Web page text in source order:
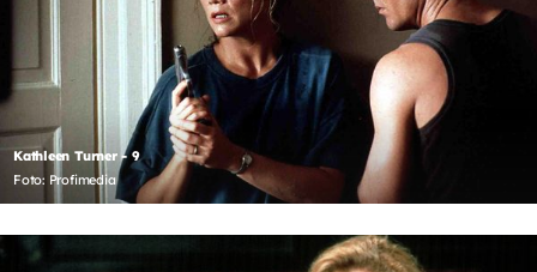
Kathleen Turner - 9
Foto: Profimedia